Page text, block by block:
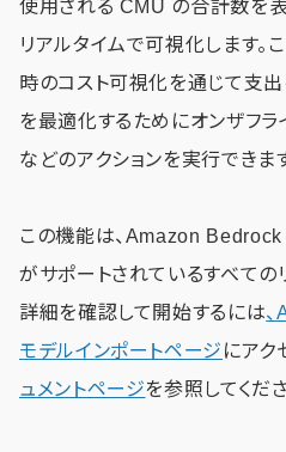
使用される CMU の合計数を表
リアルタイムで可視化します。
時のコスト可視化を通じて支出
を最適化するためにオンザフ
などのアクションを実行できま
この機能は、Amazon Bedrock
がサポートされているすべての
詳細を確認して開始するには
モデルインポートページ にアク
ュメントページを参照してくださ